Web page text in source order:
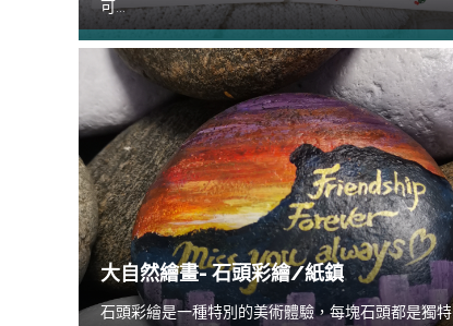
可...
大自然繪畫- 石頭彩繪/紙鎮
石頭彩繪是一種特別的美術體驗，每塊石頭都是獨特